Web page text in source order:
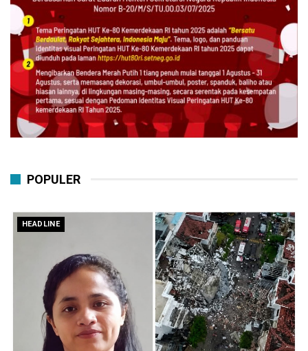
POPULER
HEADLINE